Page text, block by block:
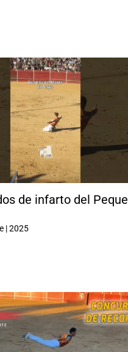
de infarto del Peque
|2025